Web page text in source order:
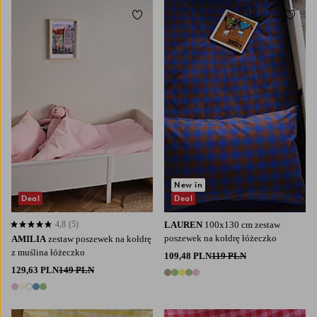
AMILIA zestaw poszewek na kołdrę
z muślina łóżeczko
129,63 PLN149 PLN
5 kolory
4,8 opierając się na 5 ocenach
4,8 (5)
Deal
Dodaj do ulubionych
LAUREN 100x130 cm zestaw
poszewek na kołdrę łóżeczko
109,48 PLN119 PLN
5 kolory
New in
Deal